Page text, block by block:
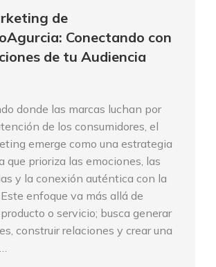
de
Conectando con
de tu Audiencia
donde las marcas luchan por
de los consumidores, el
emerge como una estrategia
que prioriza las emociones, las
y la conexión auténtica con la
enfoque va más allá de
o servicio; busca generar
construir relaciones y crear una